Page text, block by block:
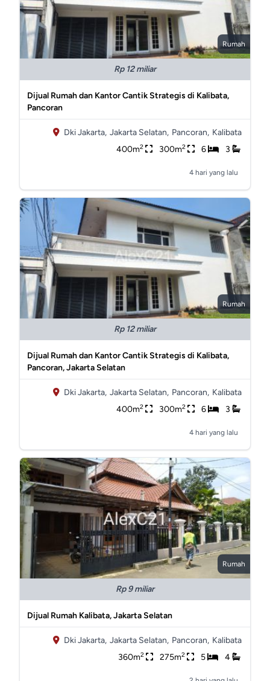
Rumah
Rp 12 miliar
Dijual Rumah dan Kantor Cantik Strategis di Kalibata,
Pancoran
Dki Jakarta, Jakarta Selatan, Pancoran, Kalibata
400m2 300m2 6 3
4 hari yang lalu
Rumah
Rp 12 miliar
Dijual Rumah dan Kantor Cantik Strategis di Kalibata,
Pancoran, Jakarta Selatan
Dki Jakarta, Jakarta Selatan, Pancoran, Kalibata
400m2 300m2 6 3
4 hari yang lalu
Rumah
Rp 9 miliar
Dijual Rumah Kalibata, Jakarta Selatan
Dki Jakarta, Jakarta Selatan, Pancoran, Kalibata
360m2 275m2 5 4